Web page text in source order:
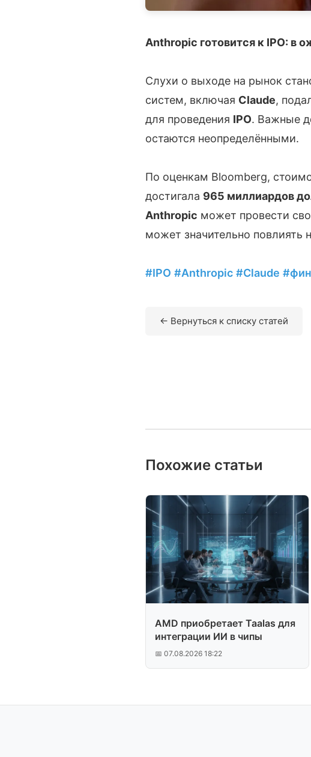
Anthropic готовится к IPO: в
Слухи о выходе на рынок
систем, включая Claude,
для проведения IPO. Важные
остаются неопределёнными.
По оценкам Bloomberg,
достигала 965 миллиардов
Anthropic может провести
может значительно повлиять
#IPO #Anthropic #Claude
← Вернуться к списку статей
Похожие статьи
AMD приобретает Taalas для
интеграции ИИ в чипы
📅 07.08.2026 18:22